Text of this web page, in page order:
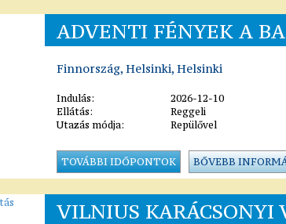
ADVENTI FÉNYEK A
Finnország, Helsinki, Helsinki
Indulás:
2026-12-10
Ellátás:
Reggeli
Utazás módja:
Repülővel
TOVÁBBI IDŐPONTOK BŐVEBB
VILNIUS KARÁCSONYI